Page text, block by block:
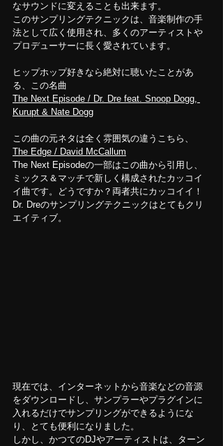
なサウンドに変えることも出来ます。
このサンプリングテクニックは、音楽制作の手
法として広く使用され、多くのアーティストや
プロデューサーに長く愛されています。
ヒップホップ好きなら絶対に聴いたことがあ
る、この名曲
The Next Episode / Dr. Dre feat. Snoop Dogg,
Kurupt & Nate Dogg
この曲の元ネタは全く雰囲気の違うこちら、
The Edge / David McCallum
The Next Episodeの一部はこの曲から引用し、
ミックス＆マッチで新しく構成されたカッコイ
イ曲です。どうですか？両者共にカッコイイ！
Dr. Dreのサンプリングテクニックはとてもクリ
エイティブ。
現在では、インターネットから音楽などの音源
をダウンロードし、サンプラーやプラグインに
入れるだけでサンプリングができるようにな
り、とても便利になりました。
しかし、かつてのDJやアーティストは、ターン